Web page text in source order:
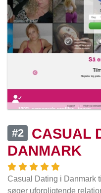
#2
CASUAL
DANMARK
Casual Dating i Danmark
søger uforpligtende